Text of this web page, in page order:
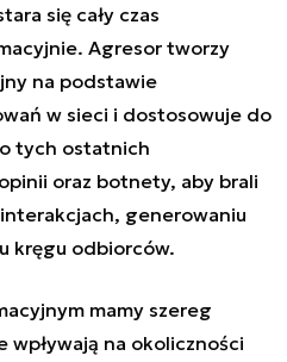
się cały czas
Agresor tworzy
na podstawie
w sieci i dostosowuje do
tych ostatnich
oraz botnety, aby brali
generowaniu
kręgu odbiorców.
mamy szereg
na okoliczności